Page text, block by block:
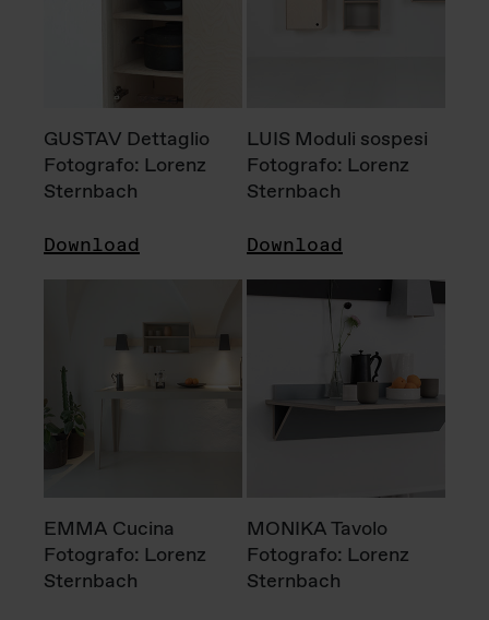
GUSTAV Dettaglio
Fotografo: Lorenz
Sternbach
Download
LUIS Moduli sospesi
Fotografo: Lorenz
Sternbach
Download
EMMA Cucina
Fotografo: Lorenz
Sternbach
MONIKA Tavolo
Fotografo: Lorenz
Sternbach